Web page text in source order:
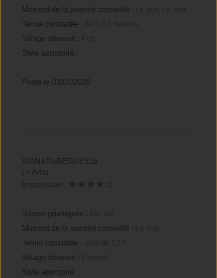
Moment de la journée conseillé :
La nuit, Le jour
Tenue constatée : de 3 à 6 heures
Sillage observé : Fort
Style approprié :
Posté le 03/01/2026
SIGNATUREGUY318
( 7 AVIS)
Impression :
Saison privilégiée : été, été
Moment de la journée conseillé :
La nuit
Tenue constatée : plus de 12 h
Sillage observé : Explosif
Style approprié :